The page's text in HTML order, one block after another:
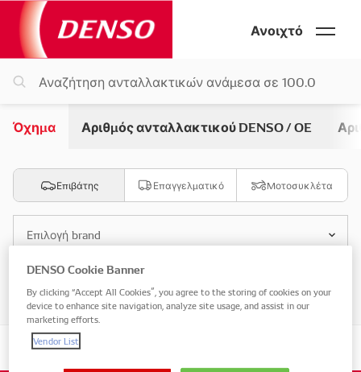
Ανοιχτό
Όχημα Αριθμός ανταλλακτικού DENSO / OE
Επιβάτης Επαγγελματικό Μοτοσυκλέτα
Επιλογή brand
Επιλογή μοντέλου
DENSO Cookie Banner
By clicking “Accept All Cookies”, you agree to the storing of cookies on your
device to enhance site navigation, analyze site usage, and assist in our
marketing efforts.
Vendor List